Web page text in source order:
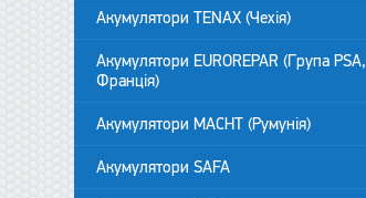
Акумулятори TENAX (Чехія)
Акумулятори EUROREPAR (Група PSA,
Франція)
Акумулятори MACHT (Румунія)
Акумулятори SAFA